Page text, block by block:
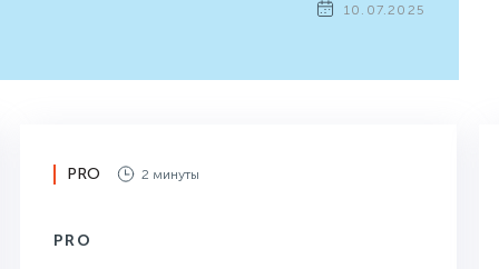
10.07.2025
PRO 2 минуты
PRO